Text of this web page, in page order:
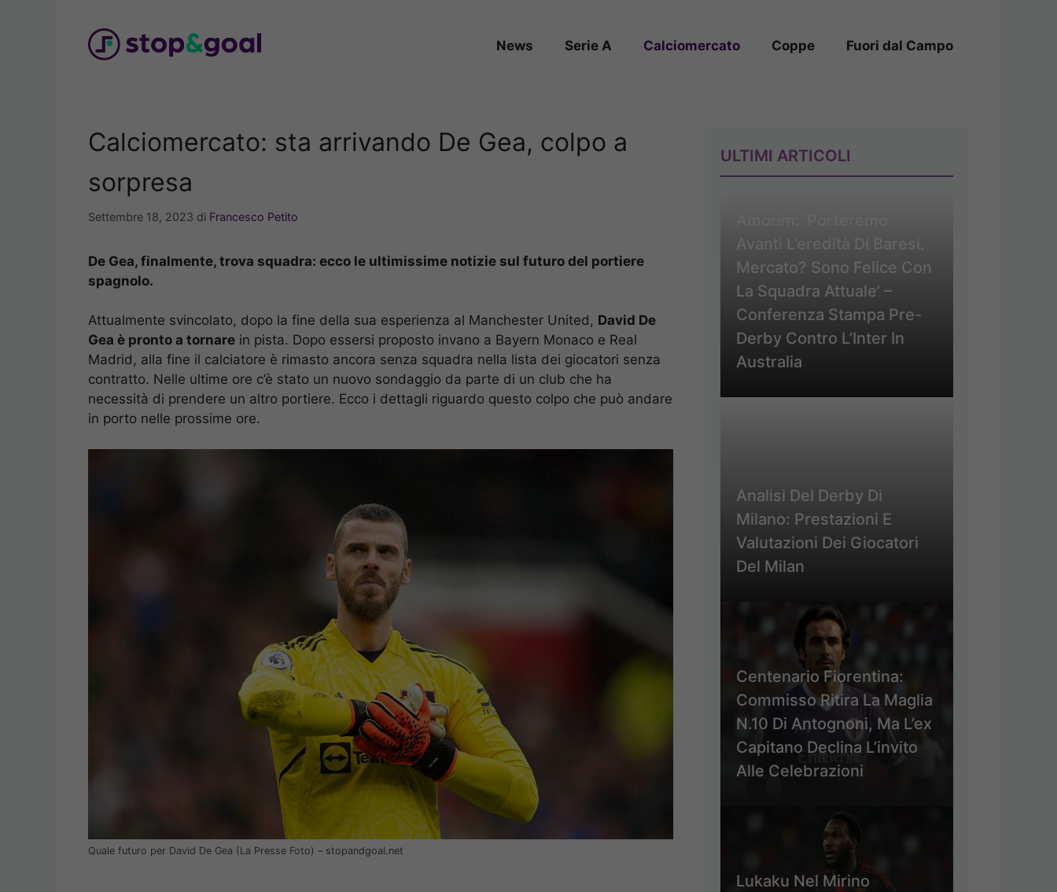
News Serie A Calciomercato Coppe Fuori dal Campo
Calciomercato: sta arrivando De Gea, colpo a
sorpresa
Settembre 18, 2023 di Francesco Petito
De Gea, finalmente, trova squadra: ecco le ultimissime notizie sul futuro del portiere
spagnolo.
Attualmente svincolato, dopo la fine della sua esperienza al Manchester United, David De
Gea è pronto a tornare in pista. Dopo essersi proposto invano a Bayern Monaco e Real
Madrid, alla fine il calciatore è rimasto ancora senza squadra nella lista dei giocatori senza
contratto. Nelle ultime ore c’è stato un nuovo sondaggio da parte di un club che ha
necessità di prendere un altro portiere. Ecco i dettagli riguardo questo colpo che può andare
in porto nelle prossime ore.
Quale futuro per David De Gea (La Presse Foto) – stopandgoal.net
ULTIMI ARTICOLI
Avanti L’eredità Di Baresi.
Mercato? Sono Felice Con
La Squadra Attuale’ –
Conferenza Stampa Pre-
Derby Contro L’Inter In
Australia
Analisi Del Derby Di
Milano: Prestazioni E
Valutazioni Dei Giocatori
Del Milan
Centenario Fiorentina:
Commisso Ritira La Maglia
N.10 Di Antognoni, Ma L’ex
Capitano Declina L’invito
Alle Celebrazioni
Lukaku Nel Mirino